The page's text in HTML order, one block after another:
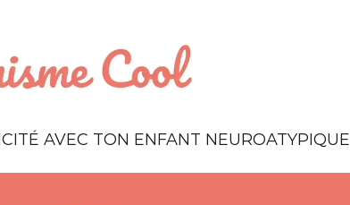
AVEC TON ENFANT NEUROATYPIQUE